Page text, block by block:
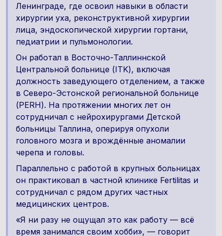
Ленинграде, где освоил навыки в области
хирургии уха, реконструктивной хирургии
лица, эндоскопической хирургии гортани,
педиатрии и пульмонологии.
Он работал в Восточно-Таллиннской
Центральной больнице (ITK), включая
должность заведующего отделением, а также
в Северо-Эстонской региональной больнице
(PERH). На протяжении многих лет он
сотрудничал с нейрохирургами Детской
больницы Таллина, оперируя опухоли
головного мозга и врождённые аномалии
черепа и головы.
Параллельно с работой в крупных больницах
он практиковал в частной клинике Fertilitas и
сотрудничал с рядом других частных
медицинских центров.
«Я ни разу не ощущал это как работу — всё
время занимался своим хобби», — говорит